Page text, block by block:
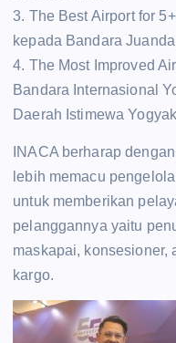
3. The Best Airport for
kepada Bandara
4. The Most Improved
Bandara Internasional
Daerah Istimewa
INACA berharap
lebih memacu
untuk memberikan
pelanggannya yaitu
maskapai, konsesioner,
kargo.